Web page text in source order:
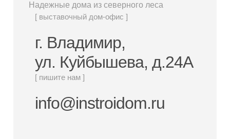
Надежные дома из северного леса
[ выставочный дом-офис ]
г. Владимир,
ул. Куйбышева, д.24А
[ пишите нам ]
info@instroidom.ru